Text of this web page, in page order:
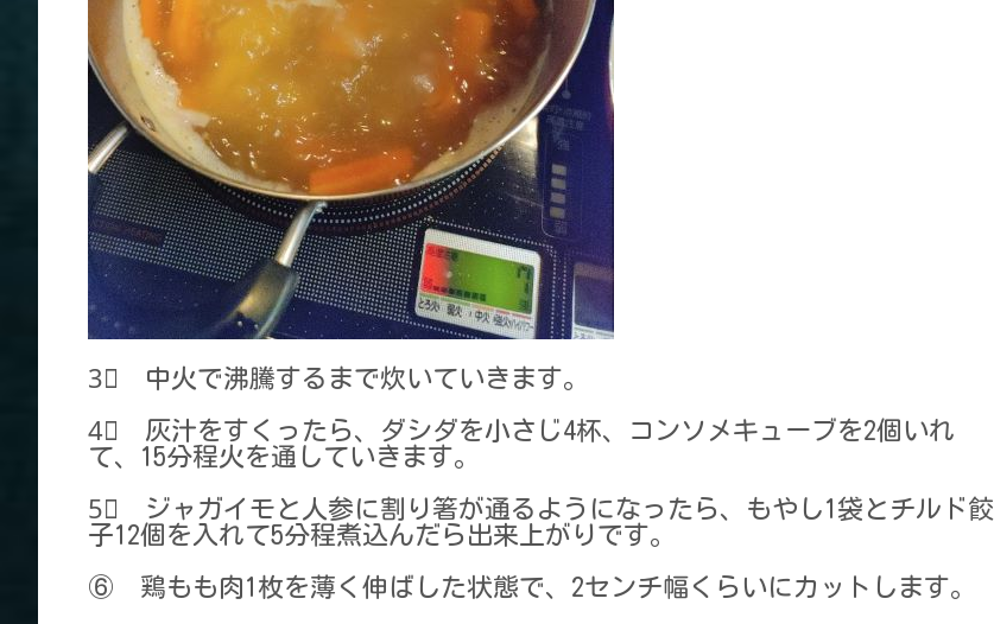
3⃣ 中火で沸騰するまで炊いていきます。
4⃣ 灰汁をすくったら、ダシダを小さじ4杯、コンソメキューブを2個いれ
て、15分程火を通していきます。
5⃣ ジャガイモと人参に割り箸が通るようになったら、もやし1袋とチルド餃
子12個を入れて5分程煮込んだら出来上がりです。
⑥ 鶏もも肉1枚を薄く伸ばした状態で、2センチ幅くらいにカットします。